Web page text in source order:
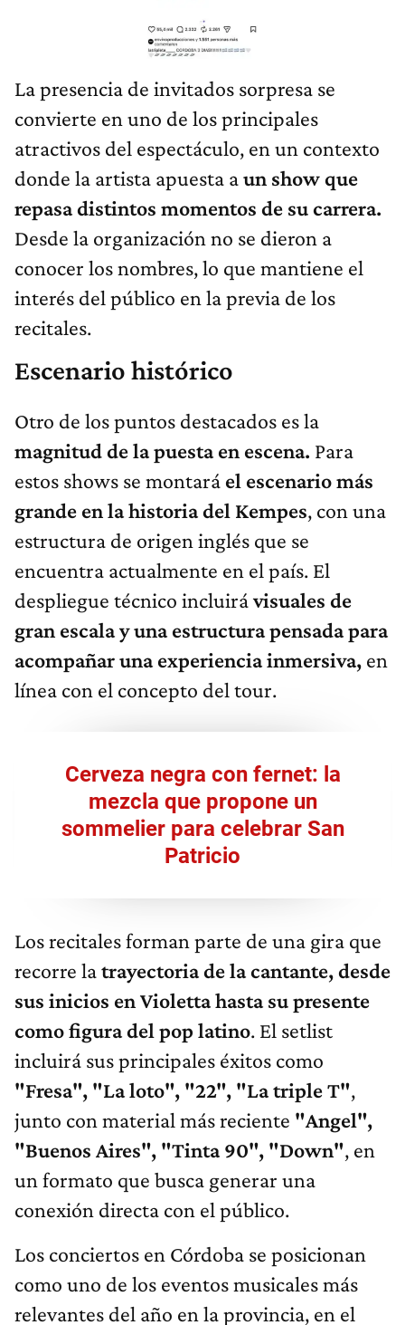
La presencia de invitados sorpresa se
convierte en uno de los principales
atractivos del espectáculo, en un contexto
donde la artista apuesta aun show que
repasa distintos momentos de su carrera.
Desde la organización no se dieron a
conocer los nombres, lo que mantiene el
interés del público en la previa de los
recitales.
Escenario histórico
Otro de los puntos destacados es la
magnitud de la puesta en escena. Para
estos shows se montará el escenario más
grande en la historia del Kempes, con una
estructura de origen inglés que se
encuentra actualmente en el país. El
despliegue técnico incluirávisuales de
gran escala y una estructura pensada para
acompañar una experiencia inmersiva, en
línea con el concepto del tour.
Cerveza negra con fernet: la
mezcla que propone un
sommelier para celebrar San
Patricio
Los recitales forman parte de una gira que
recorre latrayectoria de la cantante, desde
sus inicios en Violetta hasta su presente
como figura del pop latino. El setlist
incluirá sus principales éxitos como
"Fresa", "La loto", "22", "La triple T",
junto con material más reciente "Angel",
"Buenos Aires", "Tinta 90", "Down", en
un formato que busca generar una
conexión directa con el público.
Los conciertos en Córdoba se posicionan
como uno de los eventos musicales más
relevantes del año en la provincia, en el